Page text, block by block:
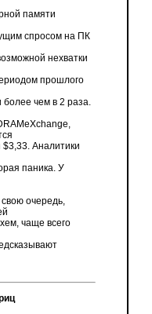
памяти
спросом на ПК
нехватки
прошлого
чем в 2 раза.
$3,33. Аналитики
паника. У
очередь,
чаще всего